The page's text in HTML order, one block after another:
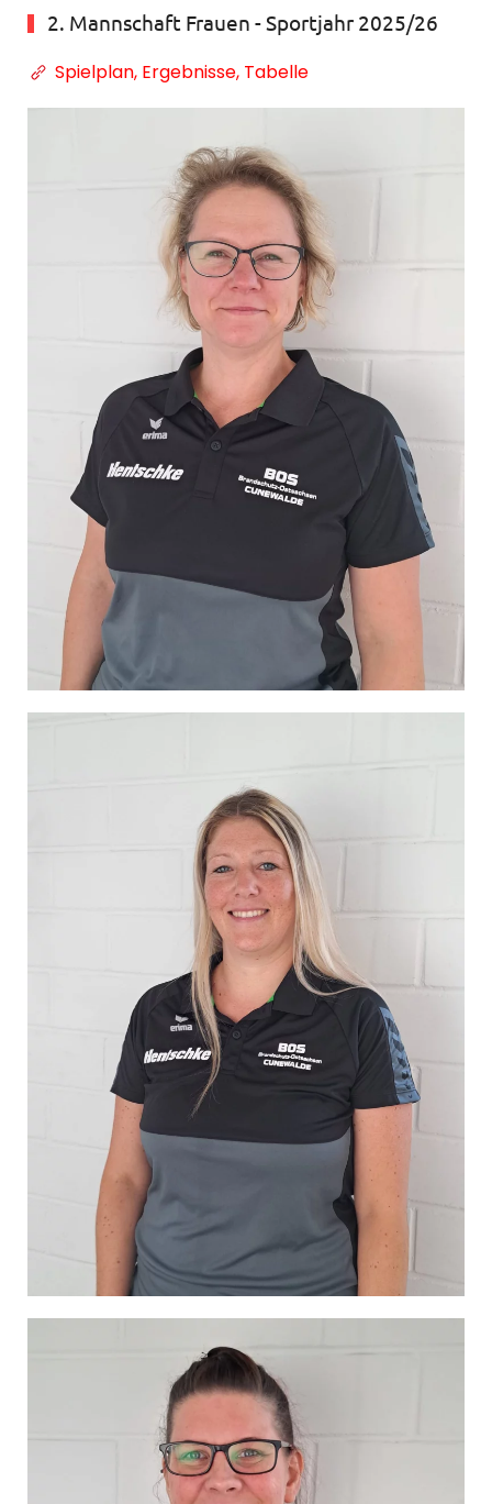
2. Mannschaft Frauen - Sportjahr 2025/26
Spielplan, Ergebnisse, Tabelle